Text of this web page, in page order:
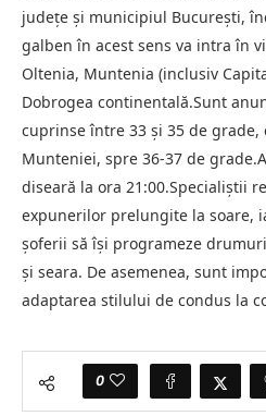
județe și municipiul București,
galben în acest sens va intra în
Oltenia, Muntenia (inclusiv
Dobrogea continentală.Sunt
cuprinse între 33 şi 35 de
Munteniei, spre 36-37 de
diseară la ora 21:00.Specialiştii
expunerilor prelungite la soare,
şoferii să îşi programeze
şi seara. De asemenea, sunt
adaptarea stilului de condus la
0